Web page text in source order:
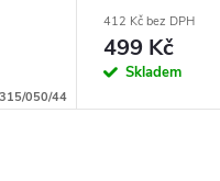
050/44
412 Kč bez DPH
499 Kč
Skladem